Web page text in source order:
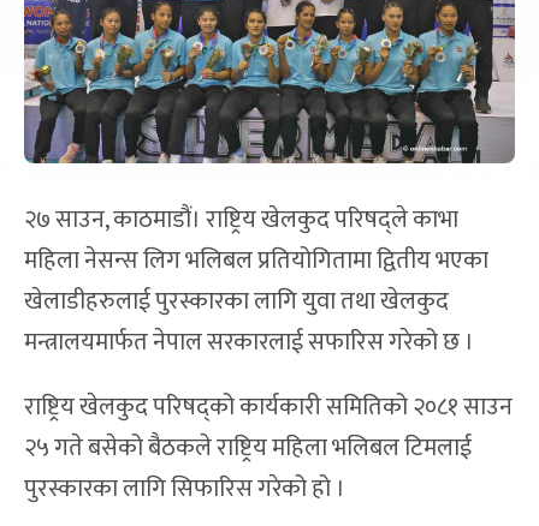
२७ साउन, काठमाडौं। राष्ट्रिय खेलकुद परिषद्ले काभा
महिला नेसन्स लिग भलिबल प्रतियोगितामा द्वितीय भएका
खेलाडीहरुलाई पुरस्कारका लागि युवा तथा खेलकुद
मन्त्रालयमार्फत नेपाल सरकारलाई सफारिस गरेको छ ।
राष्ट्रिय खेलकुद परिषद्को कार्यकारी समितिको २०८१ साउन
२५ गते बसेको बैठकले राष्ट्रिय महिला भलिबल टिमलाई
पुरस्कारका लागि सिफारिस गरेको हो ।